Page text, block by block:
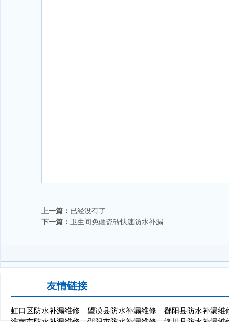
上一篇： 已经没有了
下一篇： 卫生间免砸瓷砖快速防水补漏
友情链接
虹口区防水补漏维修 望谟县防水补漏维修
鄱阳县防水补漏维